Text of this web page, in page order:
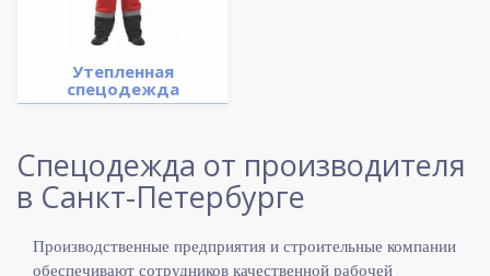
Утепленная
спецодежда
Спецодежда от производителя
в Санкт-Петербурге
Производственные предприятия и строительные компании
обеспечивают сотрудников качественной рабочей